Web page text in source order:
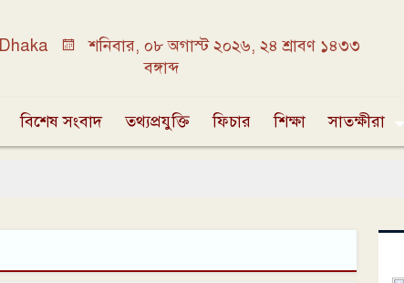
Dhaka
শনিবার, ০৮ অগাস্ট ২০২৬, ২৪ শ্রাবণ ১৪৩৩
বঙ্গাব্দ
বিশেষ সংবাদ তথ্যপ্রযুক্তি ফিচার শিক্ষা সাতক্ষীরা